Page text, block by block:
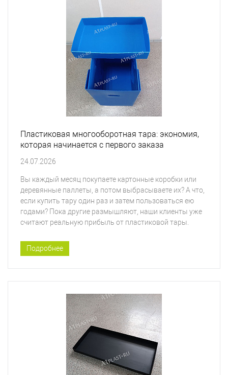
Пластиковая многооборотная тара: экономия,
которая начинается с первого заказа
24.07.2026
Вы каждый месяц покупаете картонные коробки или
деревянные паллеты, а потом выбрасываете их? А что,
если купить тару один раз и затем пользоваться ею
годами? Пока другие размышляют, наши клиенты уже
считают реальную прибыль от пластиковой тары.
Подробнее